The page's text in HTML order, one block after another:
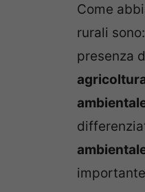
Come
rurali
presenza